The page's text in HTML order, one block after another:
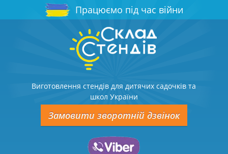
Працюємо під час війни
Виготовлення стендів для дитячих садочків та
школ України
Замовити зворотній дзвінок